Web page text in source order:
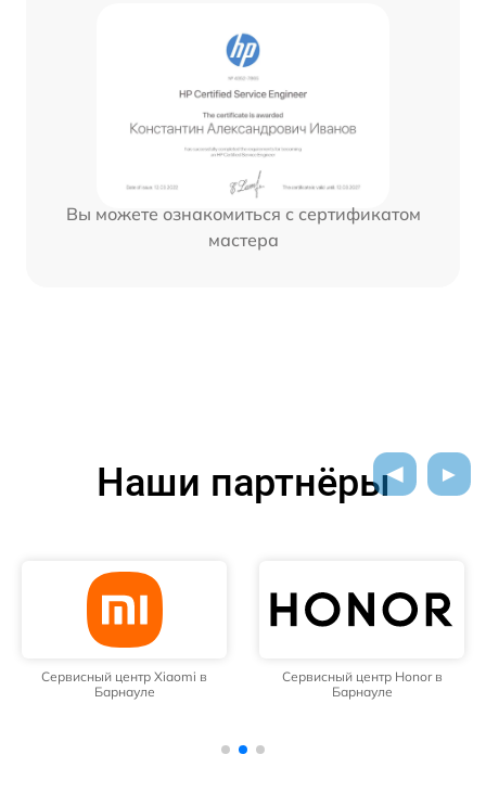
Вы можете ознакомиться с сертификатом
мастера
Наши партнёры
Сервисный центр Xiaomi в
Барнауле
Сервисный центр Honor в
Барнауле